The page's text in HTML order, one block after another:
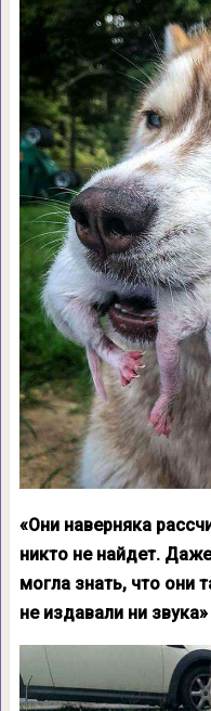
«Они наверняка
никто не найдет.
могла знать, что они
не издавали ни звука»